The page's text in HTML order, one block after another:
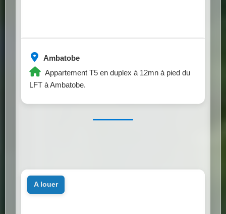
Ambatobe
Appartement T5 en duplex à 12mn à pied du
LFT à Ambatobe.
a louer